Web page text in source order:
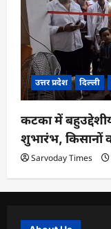
उत्तर प्रदेश दिल्ली
कटका में
शुभारंभ, किसानों
Sarvoday Times